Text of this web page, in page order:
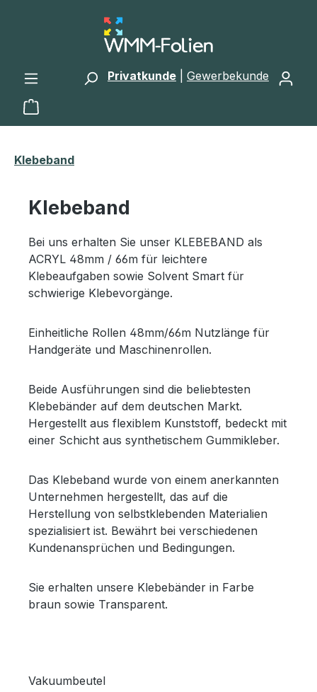
Zum Hauptinhalt springen
Privatkunde Gewerbekunde
Warenkorb enthält 0 Positionen. Der
Klebeband
Klebeband
Bei uns erhalten Sie unser KLEBEBAND als
ACRYL 48mm / 66m für leichtere
Klebeaufgaben sowie Solvent Smart für
schwierige Klebevorgänge.
Einheitliche Rollen 48mm/66m Nutzlänge für
Handgeräte und Maschinenrollen.
Beide Ausführungen sind die beliebtesten
Klebebänder auf dem deutschen Markt.
Hergestellt aus flexiblem Kunststoff, bedeckt mit
einer Schicht aus synthetischem Gummikleber.
Das Klebeband wurde von einem anerkannten
Unternehmen hergestellt, das auf die
Herstellung von selbstklebenden Materialien
spezialisiert ist. Bewährt bei verschiedenen
Kundenansprüchen und Bedingungen.
Sie erhalten unsere Klebebänder in Farbe
braun sowie Transparent.
Vakuumbeutel